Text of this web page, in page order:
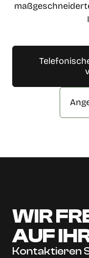
WIR
AUF
Kontaktieren